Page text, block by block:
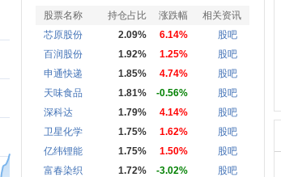
股票名称 持仓占比 涨跌幅
相关资讯
芯原股份
2.09% 6.14%
股吧
百润股份
1.92% 1.25%
股吧
申通快递
1.85% 4.74%
股吧
天味食品
1.81% -0.56%
股吧
深科达
1.79% 4.14%
股吧
卫星化学
1.75% 1.62%
股吧
亿纬锂能
1.75% 1.50%
股吧
富春染织
1.72% -3.02%
股吧